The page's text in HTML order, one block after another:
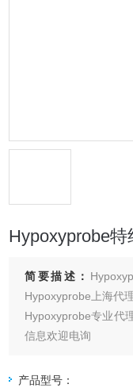
Hypoxyprobe特
简要描述：
Hypoxyprobe上海代
Hypoxyprobe专业代
信息欢迎电询
产品型号：